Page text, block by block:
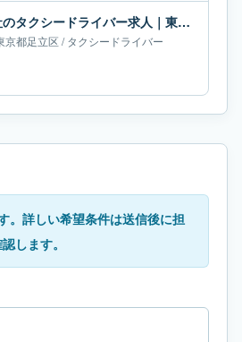
昭栄自動車株式会社のタクシードライバー求人｜東京都足立区｜月給24万円
京都足立区 /タクシードライバー
。詳しい希望条件は送信後に担
します。